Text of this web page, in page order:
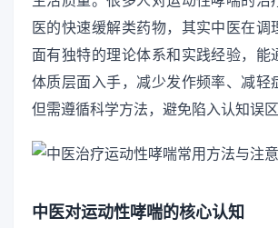
医的快速缓解类药物，其实中医在调
面有独特的理论体系和实践经验，能
体质层面入手，减少发作频率、减轻
但需遵循科学方法，避免陷入认知误区
中医对运动性哮喘的核心认知